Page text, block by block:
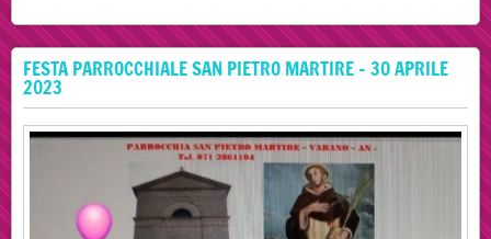
FESTA PARROCCHIALE SAN PIETRO MARTIRE - 30 APRILE
2023